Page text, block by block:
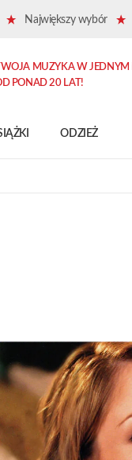
Największy wybór
ODZIEŻ
MUZYKA W JEDNYM
PONAD 20 LAT!